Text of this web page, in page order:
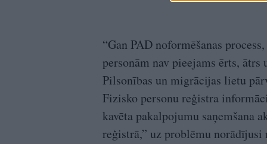
“Gan PAD noformēšanas
personām nav pieejams ērts,
Pilsonības un migrācijas lietu
Fizisko personu reģistra
kavēta pakalpojumu saņemšana
reģistrā,” uz problēmu